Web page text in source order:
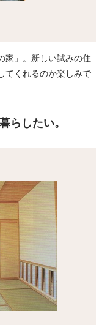
家」。新しい試みの住
てくれるのか楽しみで
らしたい。